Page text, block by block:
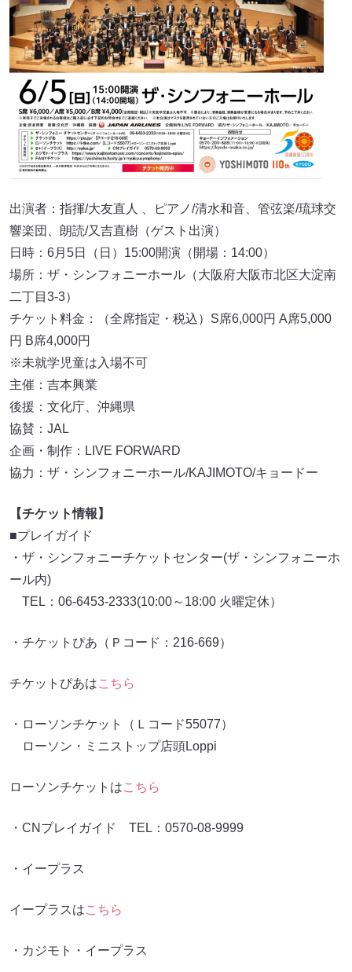
出演者：指揮/大友直人 、ピアノ/清水和音、管弦楽/琉球交
響楽団、朗読/又吉直樹（ゲスト出演）
日時：6月5日（日）15:00開演（開場：14:00）
場所：ザ・シンフォニーホール（大阪府大阪市北区大淀南
二丁目3-3）
チケット料金：（全席指定・税込）S席6,000円 A席5,000
円 B席4,000円
※未就学児童は入場不可
主催：吉本興業
後援：文化庁、沖縄県
協賛：JAL
企画・制作：LIVE FORWARD
協力：ザ・シンフォニーホール/KAJIMOTO/キョードー
【チケット情報】
■プレイガイド
・ザ・シンフォニーチケットセンター(ザ・シンフォニーホ
ール内)
TEL：06-6453-2333(10:00～18:00 火曜定休）
・チケットぴあ（Ｐコード：216-669）
チケットぴあはこちら
・ローソンチケット（Ｌコード55077）
ローソン・ミニストップ店頭Loppi
ローソンチケットはこちら
・CNプレイガイド TEL：0570-08-9999
・イープラス
イープラスはこちら
・カジモト・イープラス